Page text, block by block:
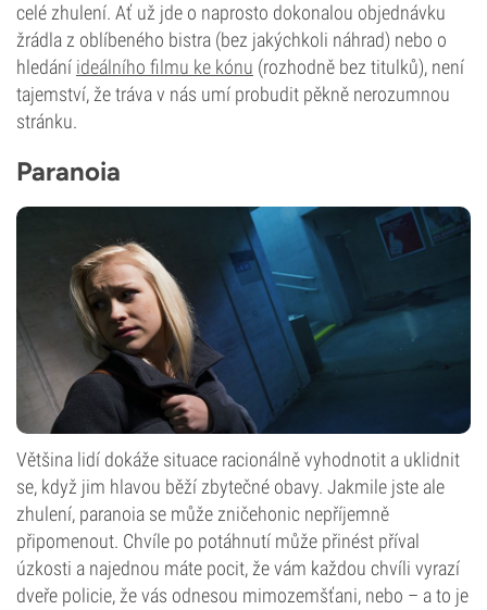
celé zhulení. Ať už jde o naprosto dokonalou objednávku
žrádla z oblíbeného bistra (bez jakýchkoli náhrad) nebo o
hledání ideálního filmu ke kónu (rozhodně bez titulků), není
tajemství, že tráva v nás umí probudit pěkně nerozumnou
stránku.
Paranoia
Většina lidí dokáže situace racionálně vyhodnotit a uklidnit
se, když jim hlavou běží zbytečné obavy. Jakmile jste ale
zhulení, paranoia se může zničehonic nepříjemně
připomenout. Chvíle po potáhnutí může přinést příval
úzkosti a najednou máte pocit, že vám každou chvíli vyrazí
dveře policie, že vás odnesou mimozemšťani, nebo – a to je